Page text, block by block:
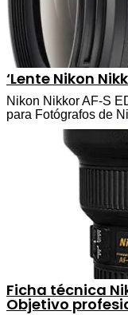
‘Lente Nikon
Nikon Nikkor AF-S
para Fotógrafos de
Ficha técnica
Objetivo